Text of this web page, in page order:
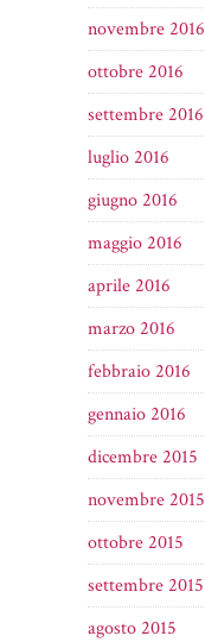
novembre 2016
ottobre 2016
settembre 2016
luglio 2016
giugno 2016
maggio 2016
aprile 2016
marzo 2016
febbraio 2016
gennaio 2016
dicembre 2015
novembre 2015
ottobre 2015
settembre 2015
agosto 2015